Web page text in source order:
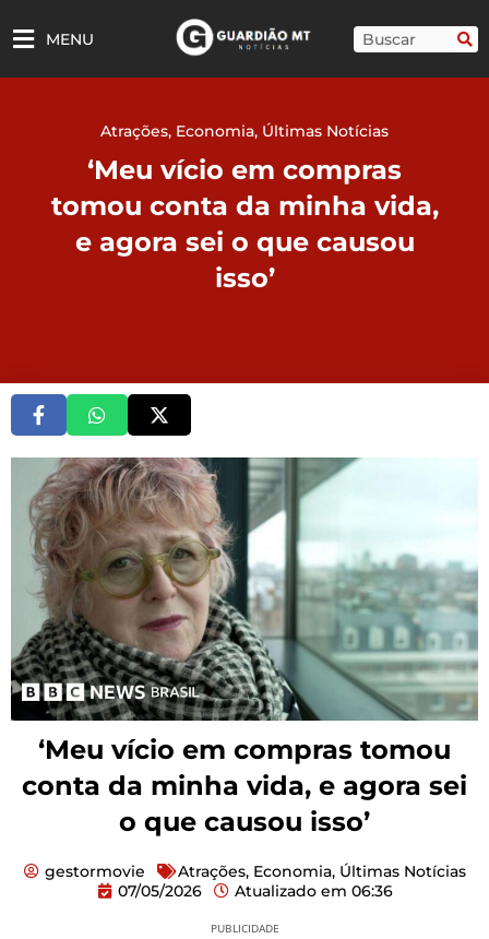
para
MENU Pesquisar
Atrações, Economia, Últimas Notícias
‘Meu vício em compras
tomou conta da minha vida,
e agora sei o que causou
isso’
‘Meu vício em compras tomou
conta da minha vida, e agora sei
o que causou isso’
gestormovie Atrações, Economia, Últimas Notícias
07/05/2026
Atualizado em 06:36
PUBLICIDADE